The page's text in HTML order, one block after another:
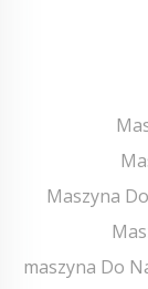
Maszyna
maszyna Do